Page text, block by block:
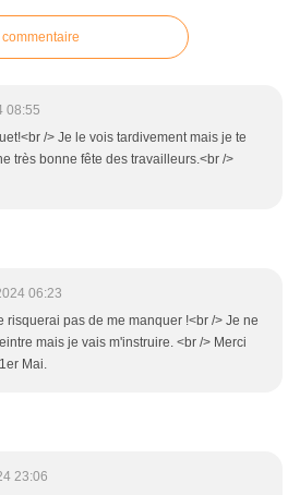
08:55
/> Je le vois tardivement mais je te
très bonne fête des travailleurs.<br />
06:23
risquerai pas de me manquer !<br /> Je ne
mais je vais m'instruire. <br /> Merci
Mai.
23:06